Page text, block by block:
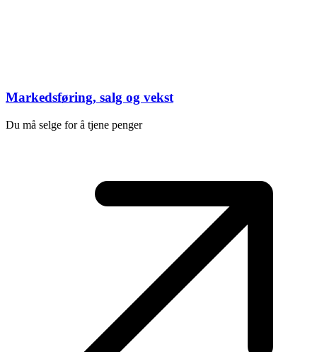
Markedsføring, salg og vekst
Du må selge for å tjene penger